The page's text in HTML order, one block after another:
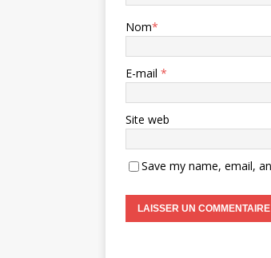
Nom*
E-mail *
Site web
Save my name, email,